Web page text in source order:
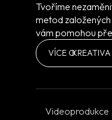
Tvoříme
metod
vám pomohou
VÍCE O
Videoprodukce